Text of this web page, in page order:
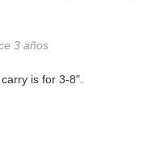
3 años
is for 3-8".